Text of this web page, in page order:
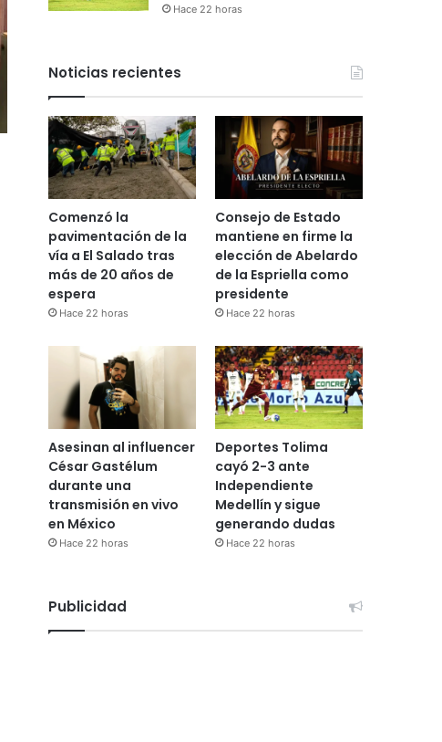
Hace 22 horas
Noticias recientes
Comenzó la
pavimentación de la
vía a El Salado tras
más de 20 años de
espera
Hace 22 horas
Consejo de Estado
mantiene en firme la
elección de Abelardo
de la Espriella como
presidente
Hace 22 horas
Asesinan al influencer
César Gastélum
durante una
transmisión en vivo
en México
Hace 22 horas
Deportes Tolima
cayó 2-3 ante
Independiente
Medellín y sigue
generando dudas
Hace 22 horas
Publicidad